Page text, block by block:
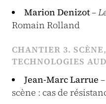
Marion Denizot–
Romain Rolland
CHANTIER 3.
TECHNOLOGIES
Jean-Marc Larrue
scène : cas de